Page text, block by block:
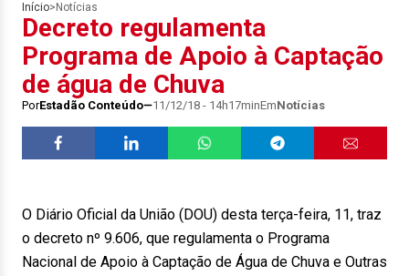
Início> Notícias
Decreto regulamenta
Programa de Apoio à Captação
de água de Chuva
PorEstadão Conteúdo 11/12/18 - 14h17minEmNotícias
O Diário Oficial da União (DOU) desta terça-feira, 11, traz
o decreto nº 9.606, que regulamenta o Programa
Nacional de Apoio à Captação de Água de Chuva e Outras